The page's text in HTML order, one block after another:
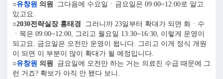
○유창원 의원
그다음에 수요일ㆍ금요일은 09:00~12:00로 알고
있고요.
○2030전략실장 홍태경 그러니까 23일부터 확대가 되면 화ㆍ수
ㆍ목은 09:00~12:00, 그리고 월요일 13:30~16:30, 이렇게 운영이
되고요. 금요일은 오전만 운영이 됩니다. 그리고 이게 정식 개원
이 되면 이 부분이 많이 확대가 될 예정입니다.
○유창원 의원
금요일에 오전만 하는 거는 의료진 수급 때문에 그
런 거죠? 확보가 아직 안 됐다 보니.